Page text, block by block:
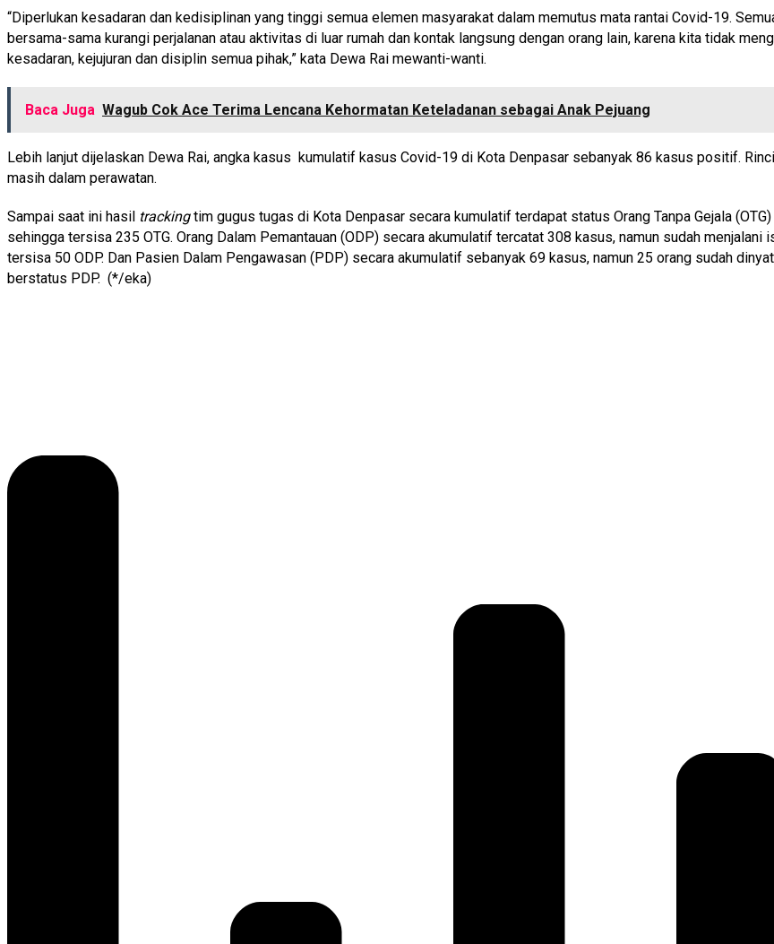
“Diperlukan kesadaran dan kedisiplinan yang tinggi semua elemen masyarakat dalam memutus mata rantai Covid-19.
bersama-sama kurangi perjalanan atau aktivitas di luar rumah dan kontak langsung dengan orang lain, karena kita tidak
kesadaran, kejujuran dan disiplin semua pihak,” kata Dewa Rai mewanti-wanti.
Baca Juga Wagub Cok Ace Terima Lencana Kehormatan Keteladanan sebagai Anak Pejuang
Lebih lanjut dijelaskan Dewa Rai, angka kasus kumulatif kasus Covid-19 di Kota Denpasar sebanyak 86 kasus positif.
masih dalam perawatan.
Sampai saat ini hasil trackingtim gugus tugas di Kota Denpasar secara kumulatif terdapat status Orang Tanpa Gejala
sehingga tersisa 235 OTG. Orang Dalam Pemantauan (ODP) secara akumulatif tercatat 308 kasus, namun sudah
tersisa 50 ODP. Dan Pasien Dalam Pengawasan (PDP) secara akumulatif sebanyak 69 kasus, namun 25 orang sudah
berstatus PDP. (*/eka)